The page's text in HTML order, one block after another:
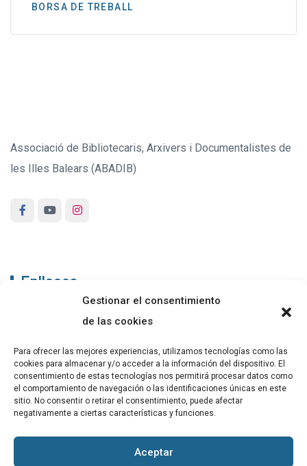
Gestionar el consentimiento
de las cookies
Para ofrecer las mejores experiencias, utilizamos tecnologías como las
cookies para almacenar y/o acceder a la información del dispositivo. El
consentimiento de estas tecnologías nos permitirá procesar datos como
el comportamiento de navegación o las identificaciones únicas en este
sitio. No consentir o retirar el consentimiento, puede afectar
negativamente a ciertas características y funciones.
Aceptar
BORSA DE TREBALL
Associació de Bibliotecaris, Arxivers i Documentalistes de
les Illes Balears (ABADIB)
Enllaços
PUBLICACIONS
CONTACTE
Altres